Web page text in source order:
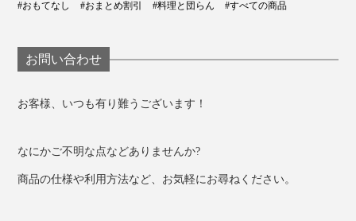
フトジンも余すことなく味わって、贅沢な時間を過ごし
#おもてなし #おまとめ割引 #料理と団らん #すべての商品
お問い合わせ
お客様、いつも有り難うございます！
なにかご不明な点などありませんか?
商品の仕様や利用方法など、お気軽にお尋ねください。